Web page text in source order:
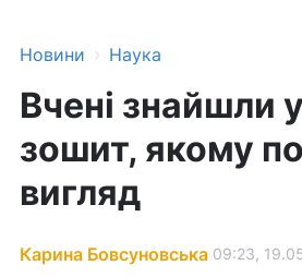
Новини › Наука
Вчені знайшли
зошит, якому
вигляд
Карина Бовсуновська 09:23,